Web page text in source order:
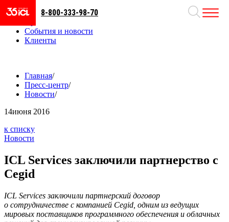
Направления
События и новости
Клиенты
8-800-333-98-70
Главная/
Пресс-центр/
Новости/
14июня 2016
к списку
Новости
ICL Services заключили партнерство с
Cegid
ICL Services заключили партнерский договор
о сотрудничестве с компанией Cegid, одним из ведущих
мировых поставщиков программного обеспечения и облачных